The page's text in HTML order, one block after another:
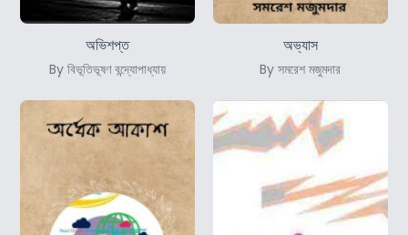
অভিশপ্ত
By বিভূতিভূষণ বন্দ্যোপাধ্যায়
অভ্যাস
By সমরেশ মজুমদার